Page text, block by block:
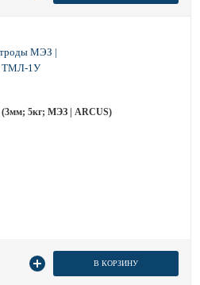
5кг; МЭЗ | ARCUS)
В КОРЗИНУ